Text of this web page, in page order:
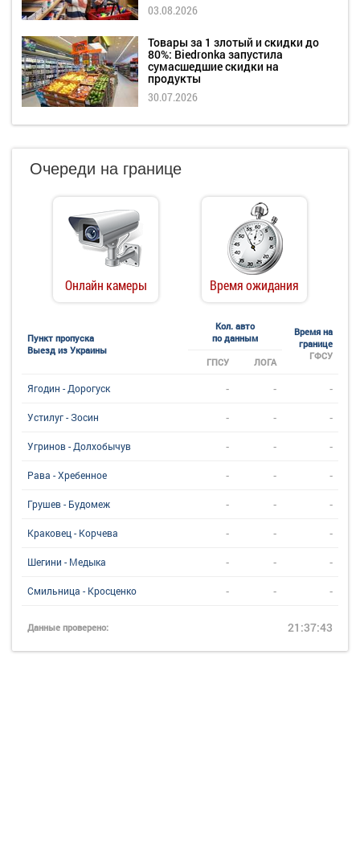
03.08.2026
Товары за 1 злотый и скидки до
80%: Biedronka запустила
сумасшедшие скидки на
продукты
30.07.2026
Очереди на границе
Онлайн камеры Время ожидания
Пункт пропуска
Выезд из Украины
Кол. авто
по данным
Время на
границе
ГФСУ
ГПСУ ЛОГА
Ягодин - Дорогуск - - -
Устилуг - Зосин - - -
Угринов - Долхобычув - - -
Рава - Хребенное - - -
Грушев - Будомеж - - -
Краковец - Корчева - - -
Шегини - Медыка - - -
Смильница - Кросценко - - -
Данные проверено: 21:37:43